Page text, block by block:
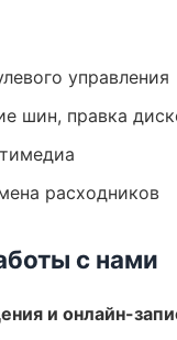
управления
шин, правка
расходников
с нами
и онлайн-